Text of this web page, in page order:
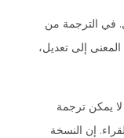
في الترجمة من
المعنى إلى تعديل،
لا يمكن ترجمة
إن النسخة